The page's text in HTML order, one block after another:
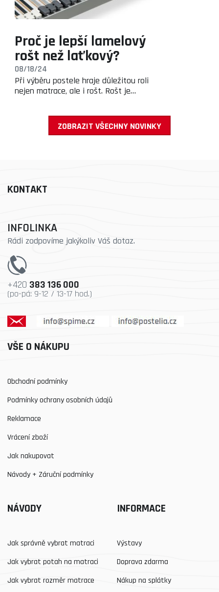
Proč je lepší lamelový
rošt než laťkový?
08/18/24
Při výběru postele hraje důležitou roli
nejen matrace, ale i rošt. Rošt je…
ZOBRAZIT VŠECHNY NOVINKY
KONTAKT
INFOLINKA
Rádi zodpovíme jakýkoliv Váš dotaz.
+420 383 136 000
(po-pá: 9-12 / 13-17 hod.)
VŠE O NÁKUPU
Obchodní podmínky
Podmínky ochrany osobních údajů
Reklamace
Vrácení zboží
Jak nakupovat
Návody + Záruční podmínky
NÁVODY
Jak správně vybrat matraci
Jak vybrat potah na matraci
Jak vybrat rozměr matrace
INFORMACE
Výstavy
Doprava zdarma
Nákup na splátky